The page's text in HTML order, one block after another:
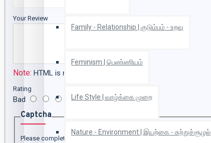
Family - Relationship | குடும்பம் - உறவு
Feminism | பெண்ணியம்
Life Style | வாழ்க்கை முறை
Nature - Environment | இயற்கை - சுற்றுச்சூழல்
Your Review
Note: HTML is not translated!
Rating
Bad Good
Captcha
Please complete the captcha validation below